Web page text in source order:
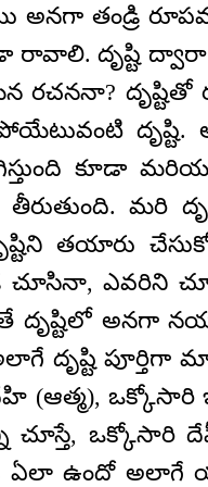
తండ్రి రూపము
రావాలి. దృష్టి
దృష్టితో
దృష్టి.
కూడా
మరి
తయారు
ఎవరిని
దృష్టిలో
దృష్టి
(ఆత్మ), ఒక్కోసారి
ఒక్కోసారి
ఏలా ఉందో అలాగే